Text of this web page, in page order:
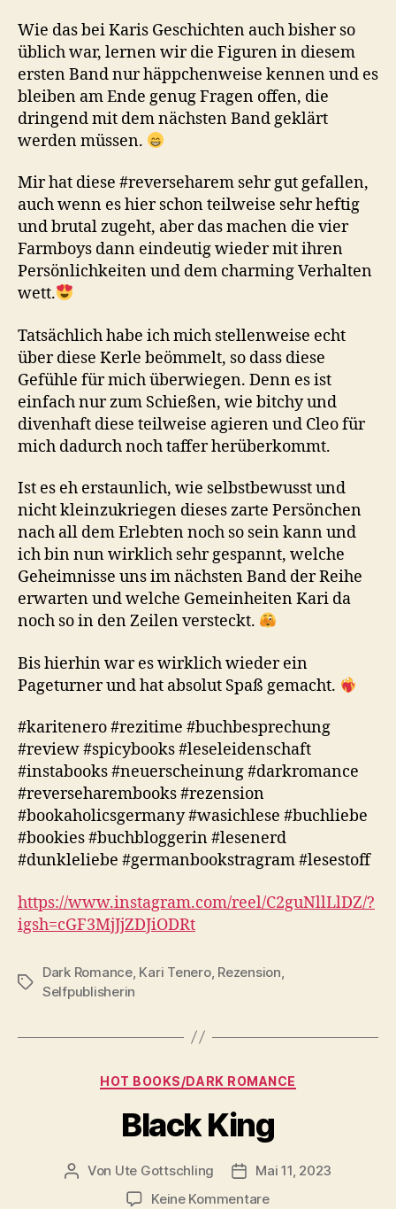
Wie das bei Karis Geschichten auch bisher so
üblich war, lernen wir die Figuren in diesem
ersten Band nur häppchenweise kennen und es
bleiben am Ende genug Fragen offen, die
dringend mit dem nächsten Band geklärt
werden müssen.
Mir hat diese #reverseharem sehr gut gefallen,
auch wenn es hier schon teilweise sehr heftig
und brutal zugeht, aber das machen die vier
Farmboys dann eindeutig wieder mit ihren
Persönlichkeiten und dem charming Verhalten
wett.
Tatsächlich habe ich mich stellenweise echt
über diese Kerle beömmelt, so dass diese
Gefühle für mich überwiegen. Denn es ist
einfach nur zum Schießen, wie bitchy und
divenhaft diese teilweise agieren und Cleo für
mich dadurch noch taffer herüberkommt.
Ist es eh erstaunlich, wie selbstbewusst und
nicht kleinzukriegen dieses zarte Persönchen
nach all dem Erlebten noch so sein kann und
ich bin nun wirklich sehr gespannt, welche
Geheimnisse uns im nächsten Band der Reihe
erwarten und welche Gemeinheiten Kari da
noch so in den Zeilen versteckt.
Bis hierhin war es wirklich wieder ein
Pageturner und hat absolut Spaß gemacht.
#karitenero #rezitime #buchbesprechung
#review #spicybooks #leseleidenschaft
#instabooks #neuerscheinung #darkromance
#reverseharembooks #rezension
#bookaholicsgermany #wasichlese #buchliebe
#bookies #buchbloggerin #lesenerd
#dunkleliebe #germanbookstragram #lesestoff
https://www.instagram.com/reel/C2guNllLlDZ/?
igsh=cGF3MjJjZDJiODRt
Schlagwörter
Dark Romance, Kari Tenero, Rezension
Selfpublisherin
Kategorien
HOT BOOKS/DARK ROMANCE
Black King
Beitragsautor
Von Ute Gottschling Veröffentlichungsdatum
Mai 11, 2023
Keine Kommentarezu